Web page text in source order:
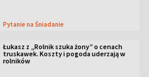
Pytanie na Śniadanie
Łukasz z „Rolnik szuka żony” o cenach
truskawek. Koszty i pogoda uderzają w
rolników